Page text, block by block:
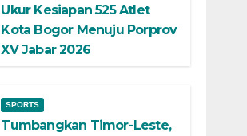
Ukur Kesiapan 525 Atlet
Kota Bogor Menuju Porprov
XV Jabar 2026
SPORTS
Tumbangkan Timor-Leste,